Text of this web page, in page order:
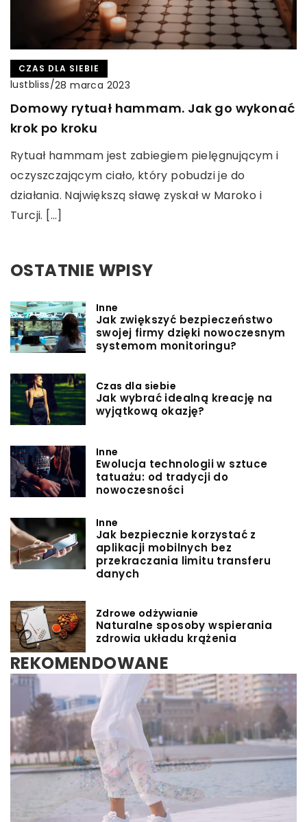
CZAS DLA SIEBIE
lustbliss/28 marca 2023
Domowy rytuał hammam. Jak go wykonać
krok po kroku
Rytuał hammam jest zabiegiem pielęgnującym i
oczyszczającym ciało, który pobudzi je do
działania. Największą sławę zyskał w Maroko i
Turcji. […]
OSTATNIE WPISY
Inne
Jak zwiększyć bezpieczeństwo
swojej firmy dzięki nowoczesnym
systemom monitoringu?
Czas dla siebie
Jak wybrać idealną kreację na
wyjątkową okazję?
Inne
Ewolucja technologii w sztuce
tatuażu: od tradycji do
nowoczesności
Inne
Jak bezpiecznie korzystać z
aplikacji mobilnych bez
przekraczania limitu transferu
danych
Zdrowe odżywianie
Naturalne sposoby wspierania
zdrowia układu krążenia
REKOMENDOWANE